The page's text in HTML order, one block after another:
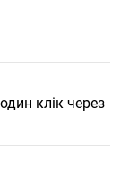
клік через